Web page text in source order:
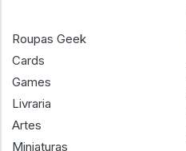
Roupas Geek
Cards
Games
Livraria
Artes
Miniaturas